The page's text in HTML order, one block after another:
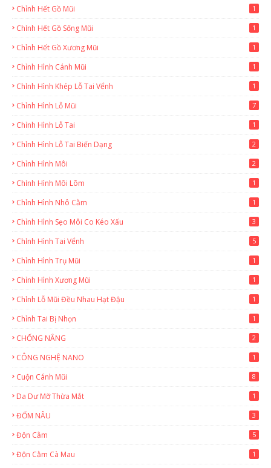
Chỉnh Hết Gồ Mũi 1
Chỉnh Hết Gồ Sống Mũi 1
Chỉnh Hết Gồ Xương Mũi 1
Chỉnh Hình Cánh Mũi 1
Chỉnh Hình Khép Lỗ Tai Vểnh 1
Chỉnh Hình Lỗ Mũi 7
Chỉnh Hình Lỗ Tai 1
Chỉnh Hình Lỗ Tai Biến Dạng 2
Chỉnh Hình Môi 2
Chỉnh Hình Môi Lõm 1
Chỉnh Hình Nhô Cằm 1
Chỉnh Hình Sẹo Môi Co Kéo Xấu 3
Chỉnh Hình Tai Vểnh 5
Chỉnh Hình Trụ Mũi 1
Chỉnh Hình Xương Mũi 1
Chỉnh Lỗ Mũi Đều Nhau Hạt Đậu 1
Chỉnh Tai Bị Nhọn 1
CHỐNG NẮNG 2
CÔNG NGHỆ NANO 1
Cuộn Cánh Mũi 8
Da Dư Mỡ Thừa Mắt 1
ĐỐM NÂU 3
Độn Cằm 5
Độn Cằm Cà Mau 1